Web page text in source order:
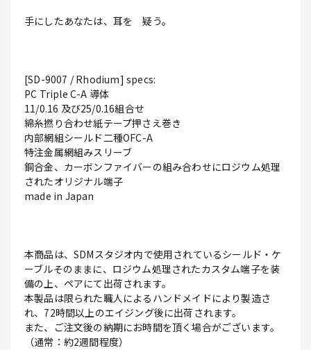
手にしたあなたは、耳を 疑う。
[SD-9007 / Rhodium] specs:
PC Triple C-A 導体
11/0.16 及び25/0.16組合せ
綿糸撚り合わせ紙テープ押さえ巻き
内部網組シールド二種OFC-A
特注金属網組みスリーブ
銅合金、カーボンファイバーの組み合わせにロジウム処理
されたオリジナル端子
made in Japan
本商品は、SDMスタジオ内で使用されているシールド・ケ
ーブルそのままに、ロジウム処理されたカスタム端子を装
備の上、ペアにて出荷されます。
本製品は限られた職人によるハンドメイドにより製造さ
れ、72時間以上のエイジング後に出荷されます。
また、ご注文後の納期にお時間を頂く場合がございます。
（通常：約2週間程度）